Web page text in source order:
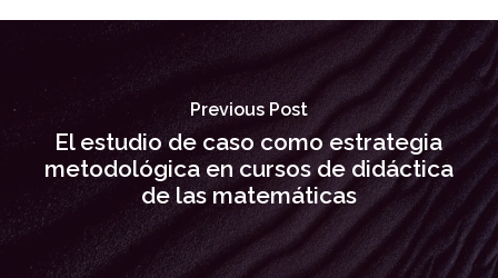
Previous Post
El estudio de caso como estrategia
metodológica en cursos de didáctica
de las matemáticas